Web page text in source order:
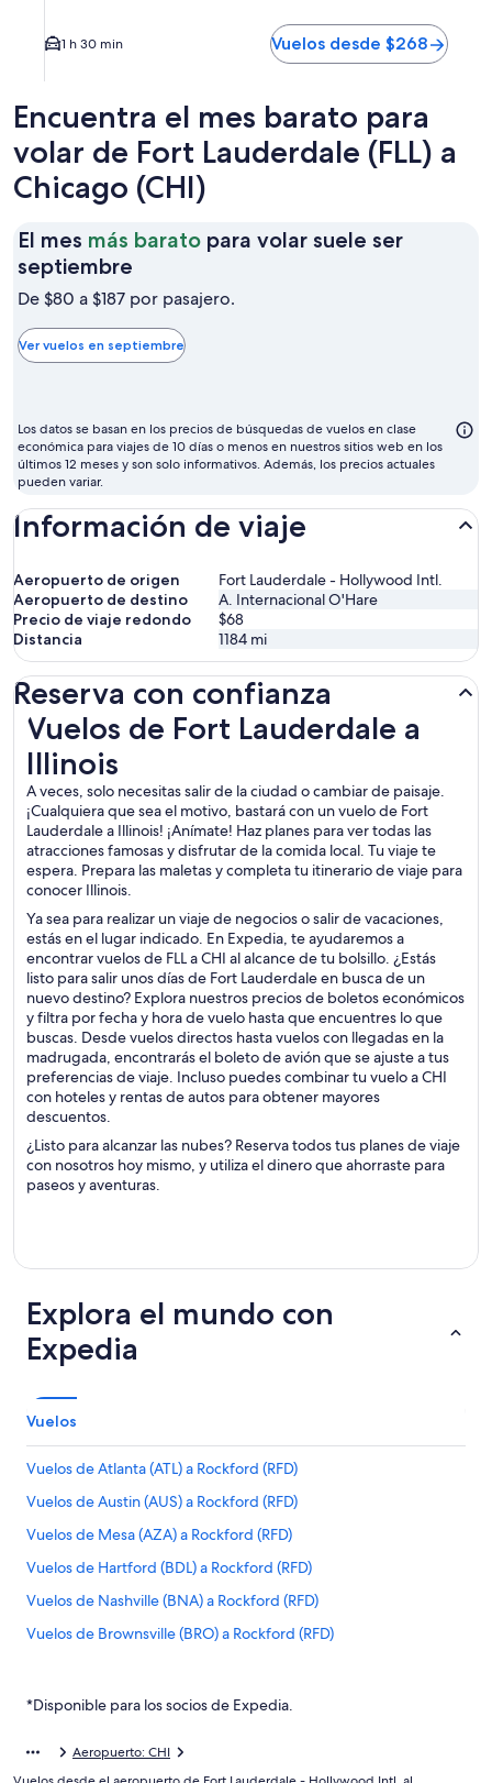
1 h 30 min Vuelos desde $268
Encuentra el mes barato para
volar de Fort Lauderdale (FLL) a
Chicago (CHI)
El mes más barato para volar suele ser
septiembre
mes
barato
para
suele
ser
septiembre
De $80 a $187 por pasajero.
Ver vuelos en septiembre
Los datos se basan en los precios de búsquedas de vuelos en clase
económica para viajes de 10 días o menos en nuestros sitios web en los
últimos 12 meses y son solo informativos. Además, los precios actuales
pueden variar.
Información de viaje
Aeropuerto de origen
Fort Lauderdale - Hollywood Intl.
Aeropuerto de destino
A. Internacional O'Hare
Precio de viaje redondo
$68
Distancia
1184 mi
Reserva con confianza
Vuelos de Fort Lauderdale a
Illinois
A veces, solo necesitas salir de la ciudad o cambiar de paisaje.
¡Cualquiera que sea el motivo, bastará con un vuelo de Fort
Lauderdale a Illinois! ¡Anímate! Haz planes para ver todas las
atracciones famosas y disfrutar de la comida local. Tu viaje te
espera. Prepara las maletas y completa tu itinerario de viaje para
conocer Illinois.
Ya sea para realizar un viaje de negocios o salir de vacaciones,
estás en el lugar indicado. En Expedia, te ayudaremos a
encontrar vuelos de FLL a CHI al alcance de tu bolsillo. ¿Estás
listo para salir unos días de Fort Lauderdale en busca de un
nuevo destino? Explora nuestros precios de boletos económicos
y filtra por fecha y hora de vuelo hasta que encuentres lo que
buscas. Desde vuelos directos hasta vuelos con llegadas en la
madrugada, encontrarás el boleto de avión que se ajuste a tus
preferencias de viaje. Incluso puedes combinar tu vuelo a CHI
con hoteles y rentas de autos para obtener mayores
descuentos.
¿Listo para alcanzar las nubes? Reserva todos tus planes de viaje
con nosotros hoy mismo, y utiliza el dinero que ahorraste para
paseos y aventuras.
Vuelos de Fort Lauderdale a Illinois
Explora el mundo con
Expedia
Vuelos
Vuelos de Atlanta (ATL) a Rockford (RFD)
Vuelos de Austin (AUS) a Rockford (RFD)
Vuelos de Mesa (AZA) a Rockford (RFD)
Vuelos de Hartford (BDL) a Rockford (RFD)
Vuelos de Nashville (BNA) a Rockford (RFD)
Vuelos de Brownsville (BRO) a Rockford (RFD)
Vuelos de Cleveland (CLE) a Rockford (RFD)
Vuelos de Champaign (CMI) a Rockford (RFD)
*Disponible para los socios de Expedia.
Aeropuerto: CHI